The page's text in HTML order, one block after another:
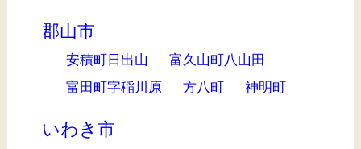
郡山市
安積町日出山
富久山町八山田
富田町字稲川原
方八町 神明町
いわき市